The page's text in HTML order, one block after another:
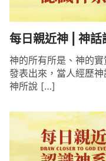
每日親近神 | 神
神的所有所是、神的
發表出來，當人經歷
神所說 […]